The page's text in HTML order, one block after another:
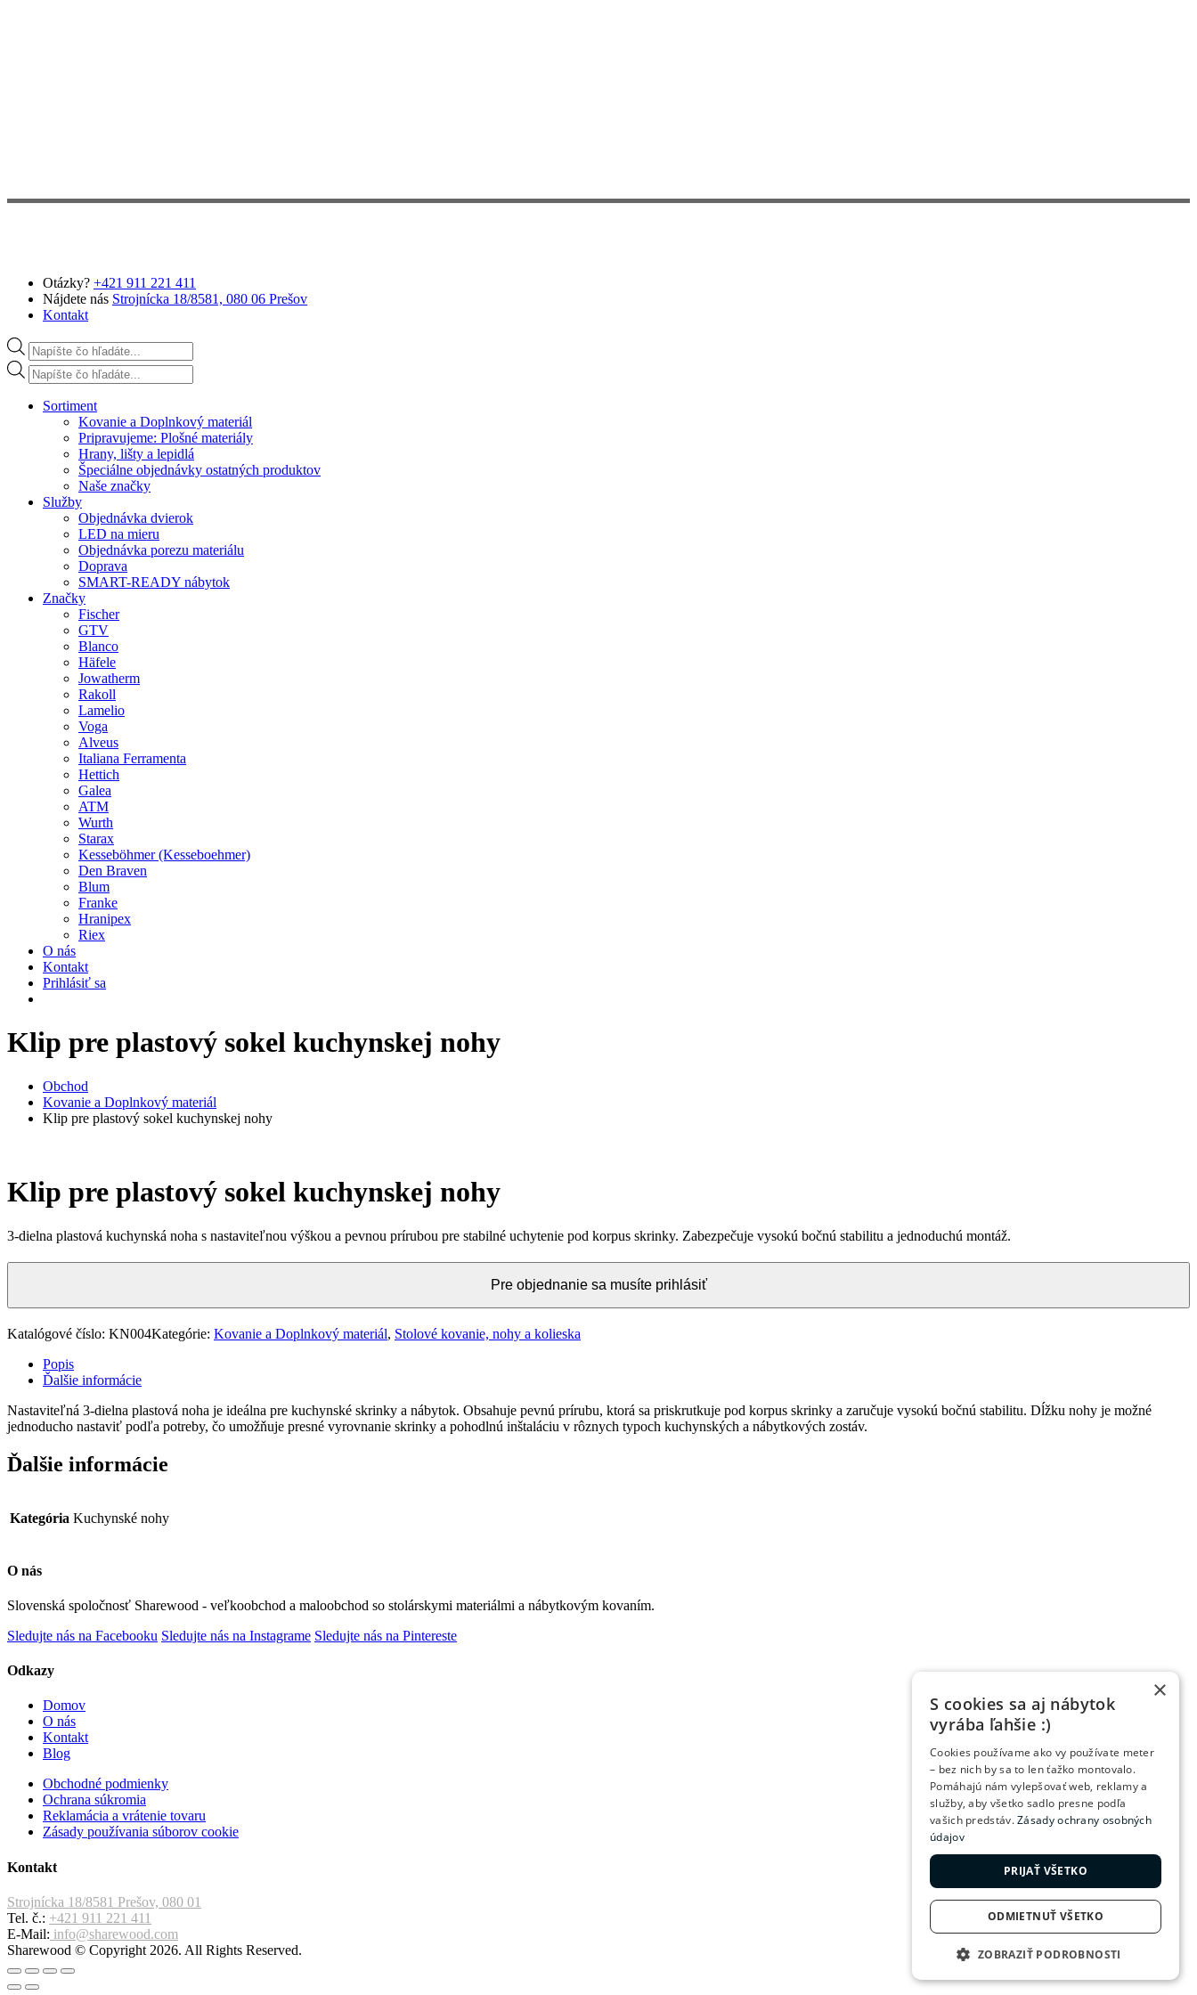
Otázky? +421 911 221 411
Nájdete nás Strojnícka 18/8581, 080 06 Prešov
Kontakt
Products search
Products search
Sortiment
Kovanie a Doplnkový materiál
Pripravujeme: Plošné materiály
Hrany, lišty a lepidlá
Špeciálne objednávky ostatných produktov
Naše značky
Služby
Objednávka dvierok
LED na mieru
Objednávka porezu materiálu
Doprava
SMART-READY nábytok
Značky
Fischer
GTV
Blanco
Häfele
Jowatherm
Rakoll
Lamelio
Voga
Alveus
Italiana Ferramenta
Hettich
Galea
ATM
Wurth
Starax
Kesseböhmer (Kesseboehmer)
Den Braven
Blum
Franke
Hranipex
Riex
O nás
Kontakt
Prihlásiť sa
Klip pre plastový sokel kuchynskej nohy
Obchod
Kovanie a Doplnkový materiál
Klip pre plastový sokel kuchynskej nohy
Klip pre plastový sokel kuchynskej nohy
3-dielna plastová kuchynská noha s nastaviteľnou výškou a pevnou prírubou pre stabilné uchytenie pod korpus skrinky. Zabezpečuje vysokú bočnú stabilitu a jednoduchú montáž.
Pre objednanie sa musíte prihlásiť
Katalógové číslo: KN004Kategórie: Kovanie a Doplnkový materiál, Stolové kovanie, nohy a kolieska
Popis
Ďalšie informácie
Nastaviteľná 3-dielna plastová noha je ideálna pre kuchynské skrinky a nábytok. Obsahuje pevnú prírubu, ktorá sa priskrutkuje pod korpus skrinky a zaručuje vysokú bočnú stabilitu. Dĺžku nohy je možné
jednoducho nastaviť podľa potreby, čo umožňuje presné vyrovnanie skrinky a pohodlnú inštaláciu v rôznych typoch kuchynských a nábytkových zostáv.
Ďalšie informácie
Kategória Kuchynské nohy
O nás
Slovenská spoločnosť Sharewood - veľkoobchod a maloobchod so stolárskymi materiálmi a nábytkovým kovaním.
Sledujte nás na Facebooku Sledujte nás na Instagrame Sledujte nás na Pintereste
Odkazy
Domov
O nás
Kontakt
Blog
Obchodné podmienky
Ochrana súkromia
Reklamácia a vrátenie tovaru
Zásady používania súborov cookie
Kontakt
Strojnícka 18/8581 Prešov, 080 01
Tel. č.: +421 911 221 411
E-Mail: info@sharewood.com
Sharewood © Copyright 2026. All Rights Reserved.
×
S cookies sa aj nábytok
vyrába ľahšie :)
Cookies používame ako vy používate meter
– bez nich by sa to len ťažko montovalo.
Pomáhajú nám vylepšovať web, reklamy a
služby, aby všetko sadlo presne podľa
vašich predstáv.Zásady ochrany osobných
údajov
PRIJAŤ VŠETKO
ODMIETNUŤ VŠETKO
ZOBRAZIŤ PODROBNOSTI